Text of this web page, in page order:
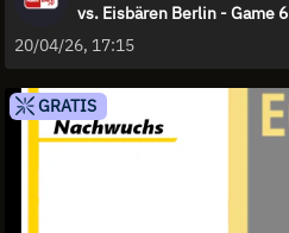
vs. Eisbären Berlin - Game 6
20/04/26, 17:15
GRATIS